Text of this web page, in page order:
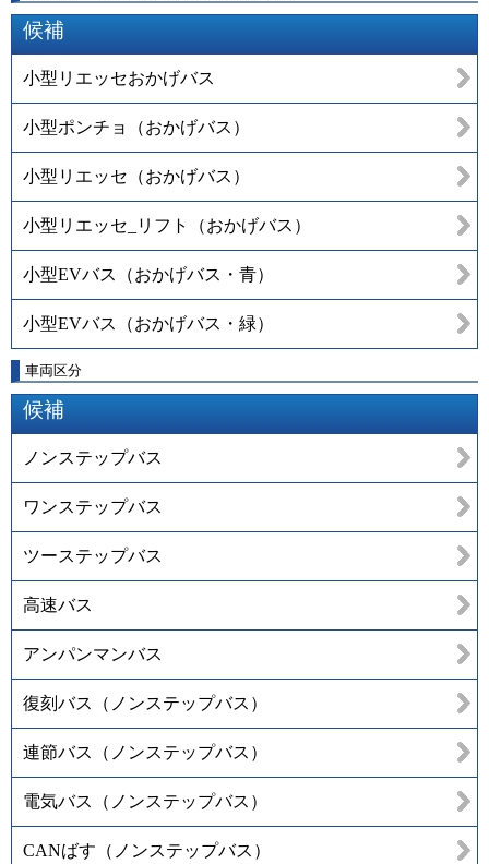
候補
小型リエッセおかげバス
小型ポンチョ（おかげバス）
小型リエッセ（おかげバス）
小型リエッセ_リフト（おかげバス）
小型EVバス（おかげバス・青）
小型EVバス（おかげバス・緑）
車両区分
候補
ノンステップバス
ワンステップバス
ツーステップバス
高速バス
アンパンマンバス
復刻バス（ノンステップバス）
連節バス（ノンステップバス）
電気バス（ノンステップバス）
CANばす（ノンステップバス）